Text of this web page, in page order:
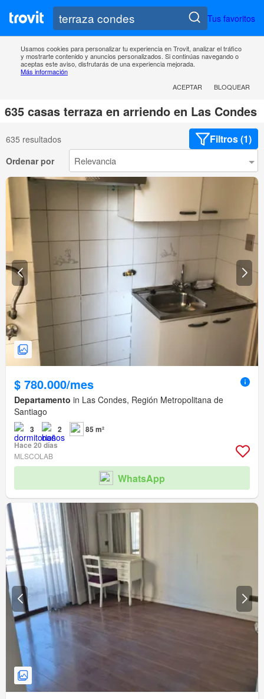
Tus favoritos
Usamos cookies para personalizar tu experiencia en Trovit, analizar el tráfico
y mostrarte contenido y anuncios personalizados. Si continúas navegando o
aceptas este aviso, disfrutarás de una experiencia mejorada.
Más información
ACEPTAR
BLOQUEAR
635 casas terraza en arriendo en Las Condes
635 resultados Filtros (1)
Ordenar por
$ 780.000/mes
Departamento in Las Condes, Región Metropolitana de
Santiago
3 2
85 m²
Hace 20 días
MLSCOLAB
WhatsApp